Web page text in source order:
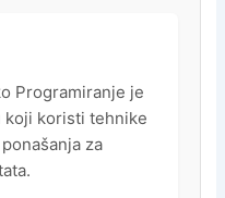
Programiranje je
koji koristi tehnike
za